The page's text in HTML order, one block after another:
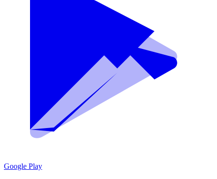
Google Play